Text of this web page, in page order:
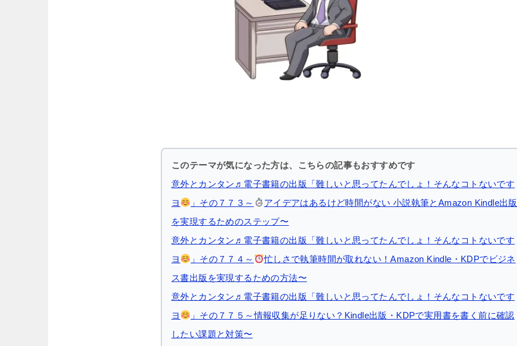
このテーマが気になった方は、こちらの記事もおすすめです
意外とカンタン♬電子書籍の出版「難しいと思ってたんでしょ！そんなコトないです
ヨ
」その７７３～
アイデアはあるけど時間がない 小説執筆とAmazon Kindle出版
を実現するためのステップ〜
意外とカンタン♬電子書籍の出版「難しいと思ってたんでしょ！そんなコトないです
ヨ
」その７７４～
忙しさで執筆時間が取れない！Amazon Kindle・KDPでビジネ
ス書出版を実現するための方法〜
意外とカンタン♬電子書籍の出版「難しいと思ってたんでしょ！そんなコトないです
ヨ
」その７７５～情報収集が足りない？Kindle出版・KDPで実用書を書く前に確認
したい課題と対策〜